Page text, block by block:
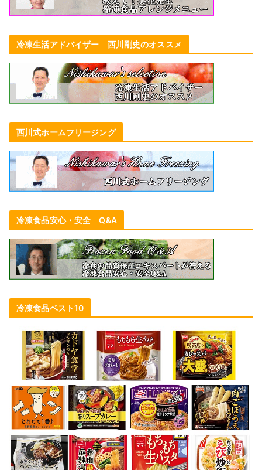
冷凍生活アドバイザー 西川剛史のオススメ
西川式ホームフリージング
冷凍食品安心・安全 Q&A
冷凍食品ベスト10